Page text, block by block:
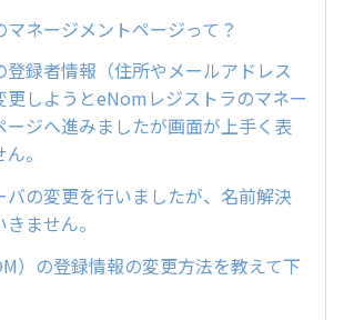
マネージメントページって？
登録者情報（住所やメールアドレス
更しようとeNomレジストラのマネー
ージへ進みましたが画面が上手く表
。
バの変更を行いましたが、名前解決
ません。
）の登録情報の変更方法を教えて下